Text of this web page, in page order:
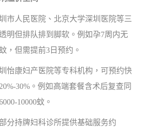
市人民医院、北京大学深圳医院等三
明但排队排到脚软。例如孕7周内无
，但需提前3日预约。
怡康妇产医院等专科机构，可预约快
30%。例如高端套餐含术后复查同
10000蚊。
分持牌妇科诊所提供基础服务约